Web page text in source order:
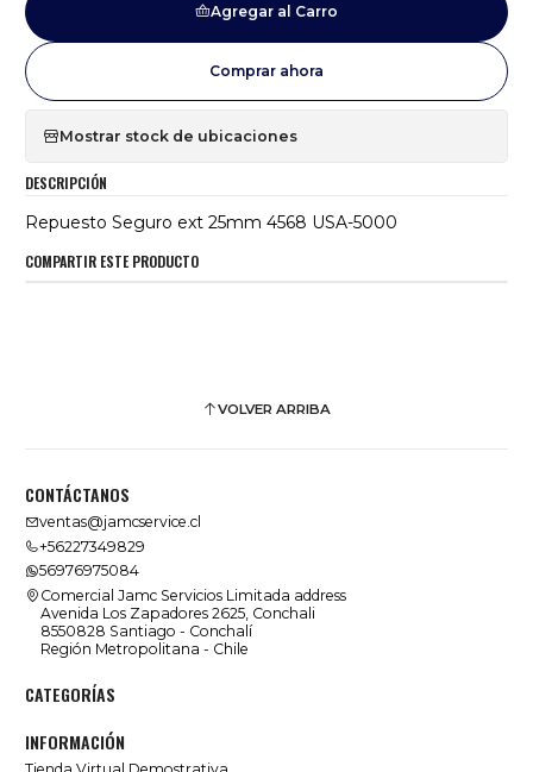
Agregar al Carro
Comprar ahora
Mostrar stock de ubicaciones
DESCRIPCIÓN
Repuesto Seguro ext 25mm 4568 USA-5000
COMPARTIR ESTE PRODUCTO
VOLVER ARRIBA
CONTÁCTANOS
ventas@jamcservice.cl
+56227349829
56976975084
Comercial Jamc Servicios Limitada address
Avenida Los Zapadores 2625, Conchali
8550828 Santiago - Conchalí
Región Metropolitana - Chile
CATEGORÍAS
INFORMACIÓN